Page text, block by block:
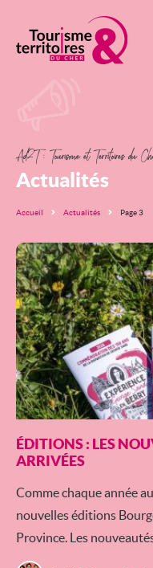
Ad2T
Ad2T : Tourisme et Territoires du
Actualités
Accueil Actualités Page 3
ÉDITIONS : LES
ARRIVÉES
Comme chaque année
nouvelles éditions
Province. Les